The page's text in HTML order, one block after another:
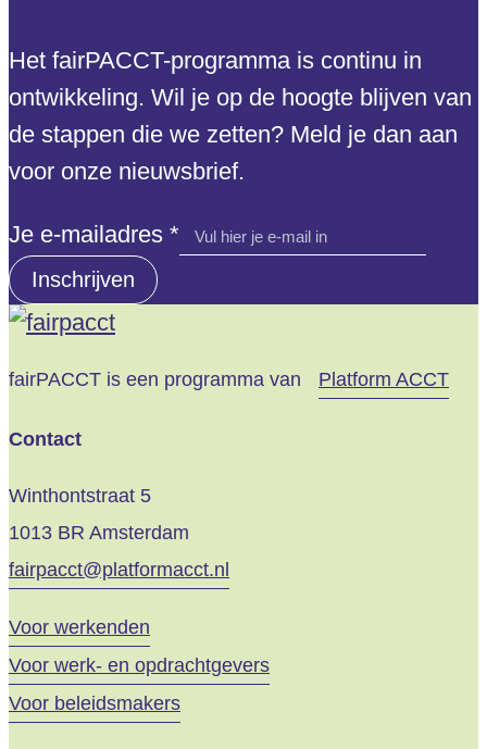
Het fairPACCT-programma is continu in
ontwikkeling. Wil je op de hoogte blijven van
de stappen die we zetten? Meld je dan aan
voor onze nieuwsbrief.
e-
mailadres
Je
Je e-mailadres *
Inschrijven
fairPACCT is een programma van Platform ACCT
Contact
Winthontstraat 5
1013 BR Amsterdam
fairpacct@platformacct.nl
Voor werkenden
Voor werk- en opdrachtgevers
Voor beleidsmakers